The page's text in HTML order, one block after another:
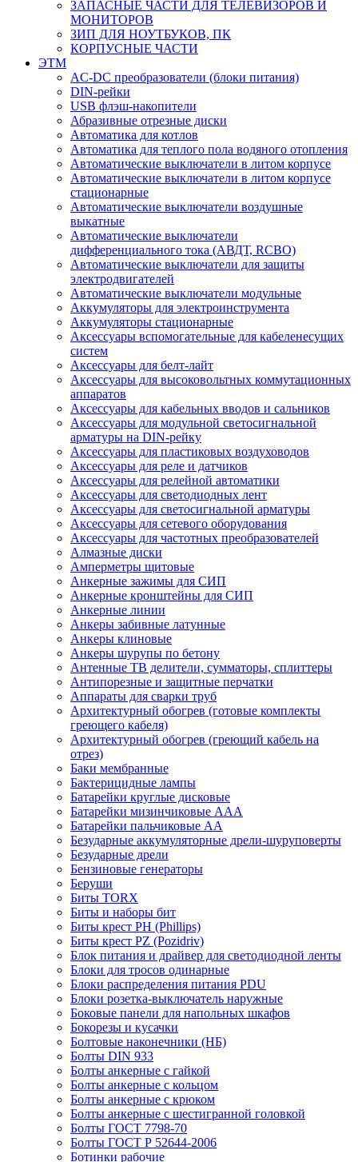
ЗАПАСНЫЕ ЧАСТИ ДЛЯ ТЕЛЕВИЗОРОВ И
МОНИТОРОВ
ЗИП ДЛЯ НОУТБУКОВ, ПК
КОРПУСНЫЕ ЧАСТИ
ЭТМ
AC-DC преобразователи (блоки питания)
DIN-рейки
USB флэш-накопители
Абразивные отрезные диски
Автоматика для котлов
Автоматика для теплого пола водяного отопления
Автоматические выключатели в литом корпусе
Автоматические выключатели в литом корпусе
стационарные
Автоматические выключатели воздушные
выкатные
Автоматические выключатели
дифференциального тока (АВДТ, RCBO)
Автоматические выключатели для защиты
электродвигателей
Автоматические выключатели модульные
Аккумуляторы для электроинструмента
Аккумуляторы стационарные
Аксессуары вспомогательные для кабеленесущих
систем
Аксессуары для белт-лайт
Аксессуары для высоковольтных коммутационных
аппаратов
Аксессуары для кабельных вводов и сальников
Аксессуары для модульной светосигнальной
арматуры на DIN-рейку
Аксессуары для пластиковых воздуховодов
Аксессуары для реле и датчиков
Аксессуары для релейной автоматики
Аксессуары для светодиодных лент
Аксессуары для светосигнальной арматуры
Аксессуары для сетевого оборудования
Аксессуары для частотных преобразователей
Алмазные диски
Амперметры щитовые
Анкерные зажимы для СИП
Анкерные кронштейны для СИП
Анкерные линии
Анкеры забивные латунные
Анкеры клиновые
Анкеры шурупы по бетону
Антенные ТВ делители, сумматоры, сплиттеры
Антипорезные и защитные перчатки
Аппараты для сварки труб
Архитектурный обогрев (готовые комплекты
греющего кабеля)
Архитектурный обогрев (греющий кабель на
отрез)
Баки мембранные
Бактерицидные лампы
Батарейки круглые дисковые
Батарейки мизинчиковые ААА
Батарейки пальчиковые АА
Безударные аккумуляторные дрели-шуруповерты
Безударные дрели
Бензиновые генераторы
Беруши
Биты TORX
Биты и наборы бит
Биты крест PH (Phillips)
Биты крест PZ (Pozidriv)
Блок питания и драйвер для светодиодной ленты
Блоки для тросов одинарные
Блоки распределения питания PDU
Блоки розетка-выключатель наружные
Боковые панели для напольных шкафов
Бокорезы и кусачки
Болтовые наконечники (НБ)
Болты DIN 933
Болты анкерные с гайкой
Болты анкерные с кольцом
Болты анкерные с крюком
Болты анкерные с шестигранной головкой
Болты ГОСТ 7798-70
Болты ГОСТ Р 52644-2006
Ботинки рабочие